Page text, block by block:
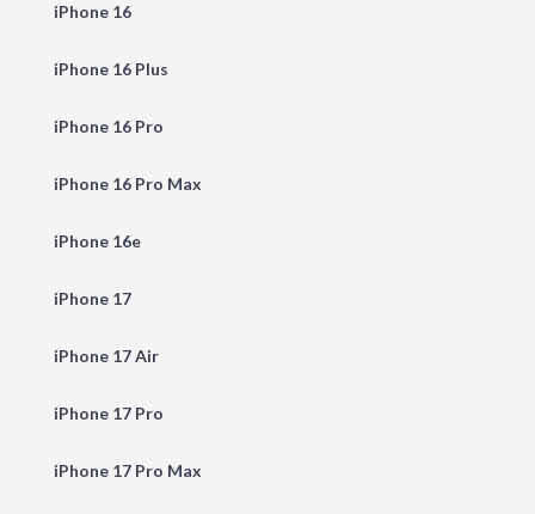
iPhone 16
iPhone 16 Plus
iPhone 16 Pro
iPhone 16 Pro Max
iPhone 16e
iPhone 17
iPhone 17 Air
iPhone 17 Pro
iPhone 17 Pro Max